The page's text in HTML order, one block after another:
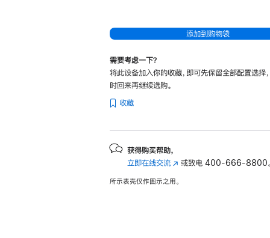
添加到购物袋
需要考虑一下？
将此设备加入你的收藏，即可先保留全部配置选择
时回来再继续选购。
收藏
获得购买帮助，
立即在线交流 (在 或致电400-666-8800
所示表壳仅作图示之用。